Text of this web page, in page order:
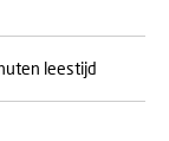
leestijd